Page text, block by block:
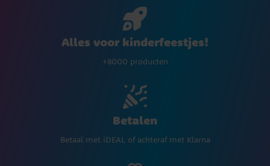
Alles voor kinderfeestjes!
+8000 producten
Betalen
Betaal met iDEAL of achteraf met Klarna